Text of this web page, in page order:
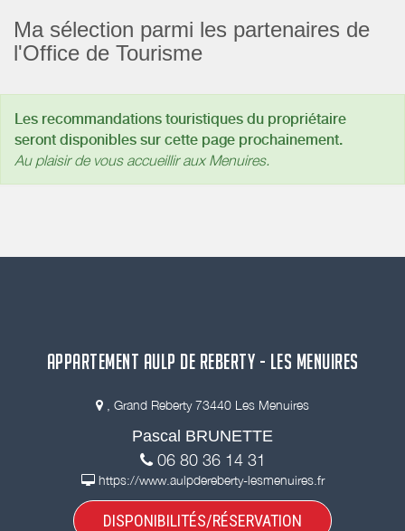
Ma sélection parmi les partenaires de
l'Office de Tourisme
Les recommandations touristiques du propriétaire
seront disponibles sur cette page prochainement.
Au plaisir de vous accueillir aux Menuires.
APPARTEMENT AULP DE REBERTY - LES MENUIRES
, Grand Reberty 73440 Les Menuires
Pascal BRUNETTE
06 80 36 14 31
https://www.aulpdereberty-lesmenuires.fr
DISPONIBILITÉS/RÉSERVATION